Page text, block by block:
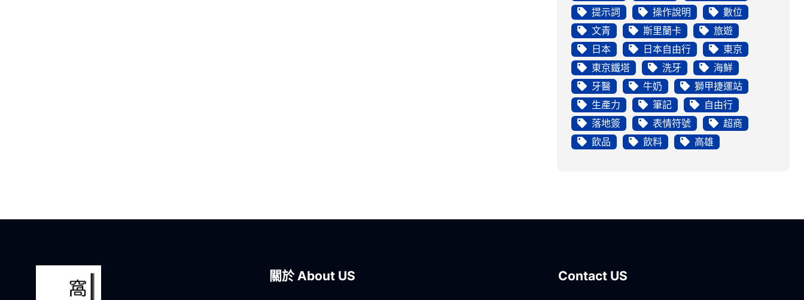
提示詞
操作說明
數位
文青
斯里蘭卡
旅遊
日本
日本自由行
東京
東京鐵塔
洗牙
海鮮
牙醫
牛奶
獅甲捷運站
生產力
筆記
自由行
落地簽
表情符號
超商
飲品
飲料 高雄
關於 About US Contact US